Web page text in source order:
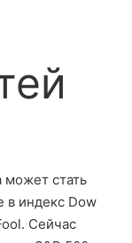
может стать
в индекс Dow
Сейчас